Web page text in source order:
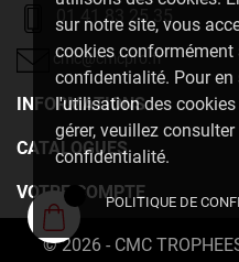
sur notre site, vous
cookies conformément
confidentialité. Pour
l'utilisation des
gérer, veuillez
confidentialité.
POLITIQUE DE
01 41 83 25 35
cmc@cmcpro.fr
INFORMATIONS
CATALOGUES
VOTRE COMPTE
© 2026 - CMC